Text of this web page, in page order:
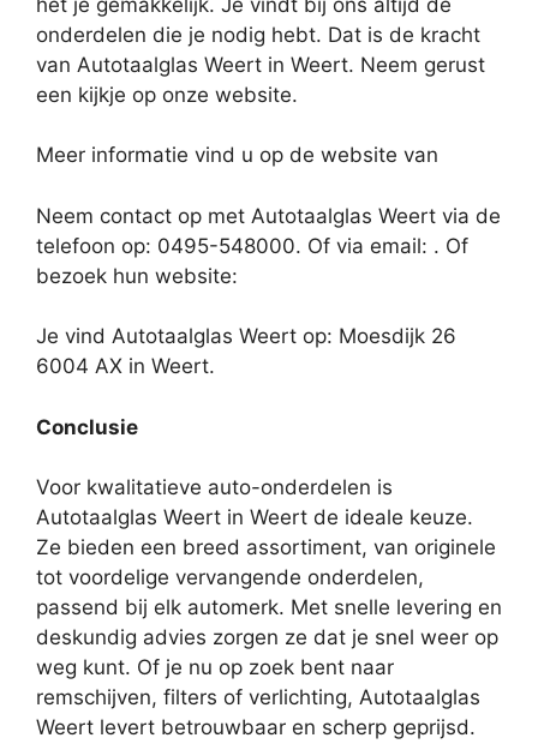
onderdelen die je nodig hebt. Dat is de kracht
van Autotaalglas Weert in Weert. Neem gerust
een kijkje op onze website.
Meer informatie vind u op de website van
Neem contact op met Autotaalglas Weert via de
telefoon op: 0495-548000. Of via email: . Of
bezoek hun website:
Je vind Autotaalglas Weert op: Moesdijk 26
6004 AX in Weert.
Conclusie
Voor kwalitatieve auto-onderdelen is
Autotaalglas Weert in Weert de ideale keuze.
Ze bieden een breed assortiment, van originele
tot voordelige vervangende onderdelen,
passend bij elk automerk. Met snelle levering en
deskundig advies zorgen ze dat je snel weer op
weg kunt. Of je nu op zoek bent naar
remschijven, filters of verlichting, Autotaalglas
Weert levert betrouwbaar en scherp geprijsd.